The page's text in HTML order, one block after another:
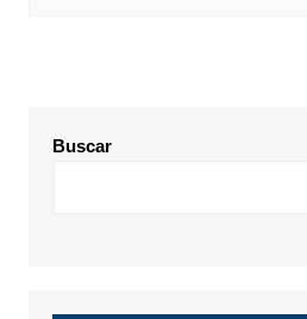
Buscar